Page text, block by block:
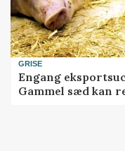
GRISE
Engang
Gammel sæd kan